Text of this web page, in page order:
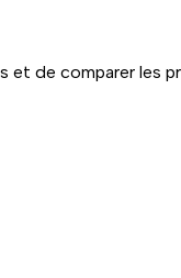
de comparer les